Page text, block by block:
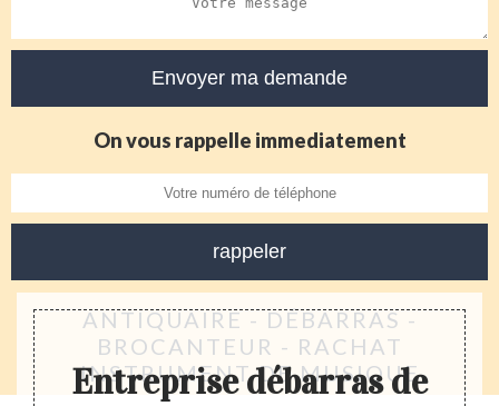
On vous rappelle immediatement
ANTIQUAIRE - DÉBARRAS -
BROCANTEUR - RACHAT
INSTRUMENT DE MUSIQUE
Entreprise débarras de